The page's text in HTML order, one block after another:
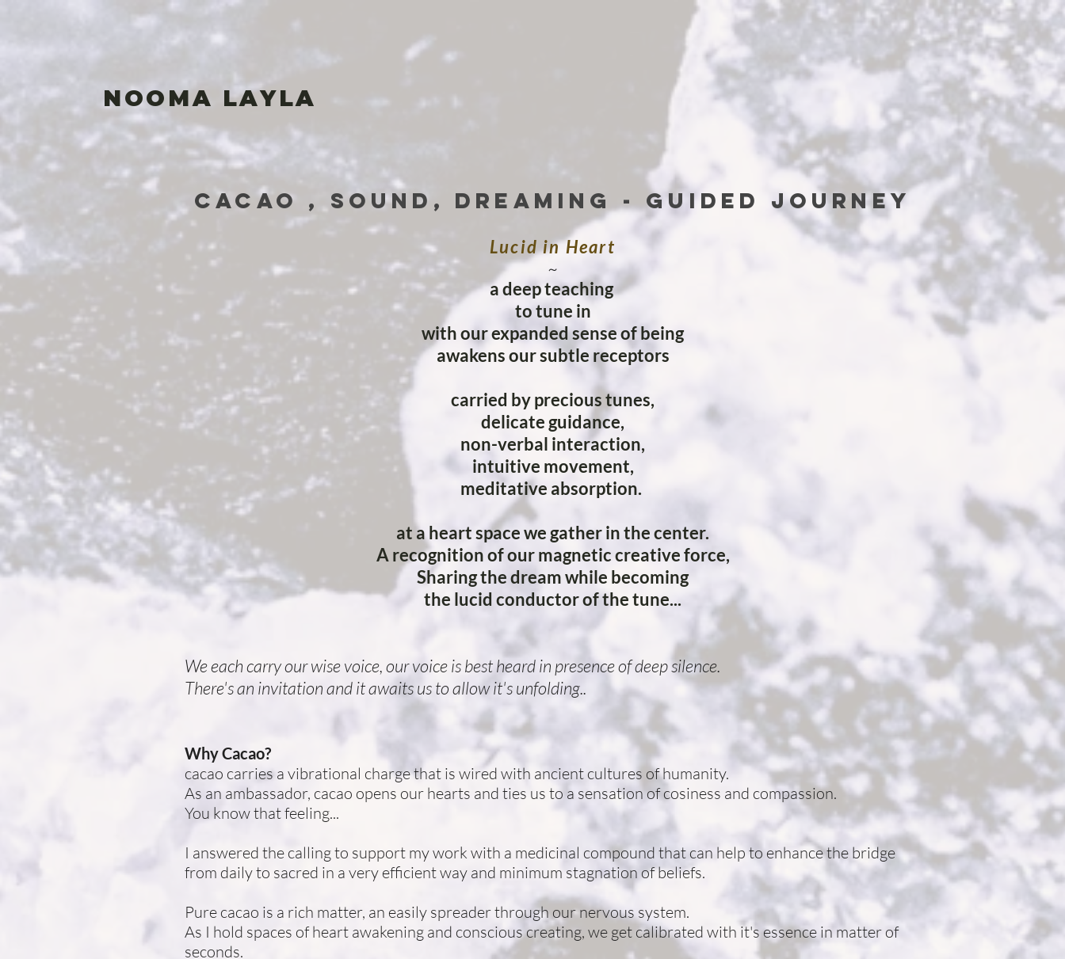
NOOMA LAYLA
CAC AO , SOUND, DREAMING - guided journey
Lucid in Heart
~
a deep teaching
to tune in
with our expanded sense of being
awakens our subtle receptors
carried by precious tunes,
delicate guidance,
non-verbal interaction,
intuitive movement,
meditative absorption.
at a heart space we gather in the center.
A recognition of our magnetic creative force,
Sharing the dream while becoming
the lucid conductor of the tune...
We each carry our wise voice, our voice is best heard in presence of deep silence.
There's an invitation and it awaits us to allow it's unfolding..
Why Cacao?
cacao carries a vibrational charge that is wired with ancient cultures of humanity.
As an ambassador, cacao opens our hearts and ties us to a sensation of cosiness and compassion.
You know that feeling...
I answered the calling to support my work with a medicinal compound that can help to enhance the bridge
from daily to sacred in a very efficient way and minimum stagnation of beliefs.
Pure cacao is a rich matter, an easily spreader through our nervous system.
As I hold spaces of heart awakening and conscious creating, we get calibrated with it's essence in matter of
seconds.